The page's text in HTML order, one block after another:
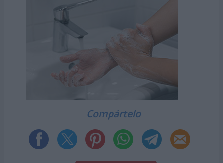
Compártelo